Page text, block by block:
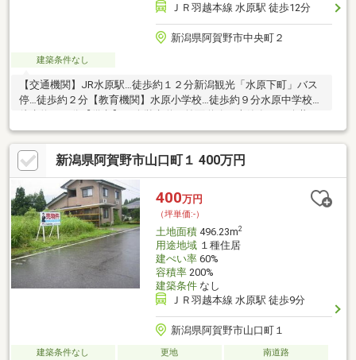
ＪＲ羽越本線 水原駅 徒歩12分
新潟県阿賀野市中央町２
建築条件なし
【交通機関】JR水原駅…徒歩約１２分新潟観光「水原下町」バス
停…徒歩約２分【教育機関】水原小学校…徒歩約９分水原中学校…
徒歩約１９分【備考】・公営水道：前面道路に本管有。・公共下
水：前面道路に本管有。→敷地内に上下水、ガスの引込はござい
ません。・建物を建築する場合、下水道受益者負担金が発生しま
す。（買主負担）［費用］基本割額：１０万円 面積割額：４０
０円/土地１㎡あたり
新潟県阿賀野市山口町１ 400万円
400万円
（坪単価:-）
土地面積496.23m2
用途地域１種住居
建ぺい率60%
容積率200%
建築条件なし
ＪＲ羽越本線 水原駅 徒歩9分
新潟県阿賀野市山口町１
建築条件なし 更地
南道路